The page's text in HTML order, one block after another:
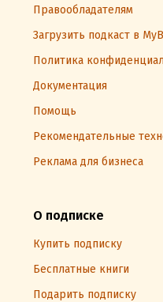
Правообладателям
Загрузить подкаст в
Политика
Документация
Помощь
Рекомендательные
Реклама для бизнеса
О подписке
Купить подписку
Бесплатные книги
Подарить подписку